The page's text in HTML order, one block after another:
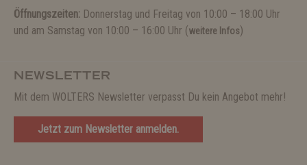
Öffnungszeiten: Donnerstag und Freitag von 10:00 – 18:00 Uhr
und am Samstag von 10:00 – 16:00 Uhr (weitere Infos)
NEWSLETTER
Mit dem WOLTERS Newsletter verpasst Du kein Angebot mehr!
Jetzt zum Newsletter anmelden.